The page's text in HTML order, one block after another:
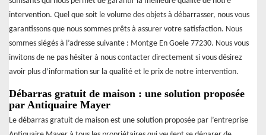
intervention. Quel que soit le volume des objets à débarrasser, nous vous
garantissons que nous sommes prêts à assurer votre satisfaction. Nous
sommes siégés à l’adresse suivante : Montge En Goele 77230. Nous vous
invitons de ne pas hésiter à nous contacter directement si vous désirez
avoir plus d’information sur la qualité et le prix de notre intervention.
Débarras gratuit de maison : une solution proposée
par Antiquaire Mayer
Le débarras gratuit de maison est une solution proposée par l’entreprise